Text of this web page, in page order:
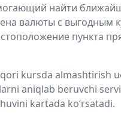
найти
валюты с выгодным
пункта
kursda almashtirish
aniqlab beruvchi
kartada ko‘rsatadi.